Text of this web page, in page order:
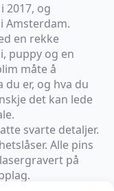
2017, og
Amsterdam.
en rekke
puppy og en
måte å
er, og hva du
det kan lede
svarte detaljer.
Alle pins
på